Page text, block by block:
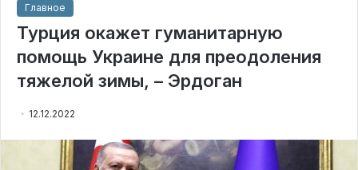
Главное
Турция окажет гуманитарную
помощь Украине для преодоления
тяжелой зимы, – Эрдоган
12.12.2022